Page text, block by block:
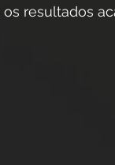
resultados